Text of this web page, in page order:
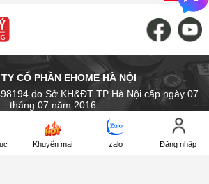
CỔ PHẦN EHOME HÀ NỘI
do Sở KH&ĐT TP Hà Nội cấp ngày 07
tháng 07 năm 2016
Chợ Khâm Thiên, P. Văn Miếu Quốc Tử Giám
- Tp. Hà Nội, Việt Nam
89 Trần Nhân Tông, P.Hai Bà Trưng, Hà Nội
Khuyến mại zalo Đăng nhập